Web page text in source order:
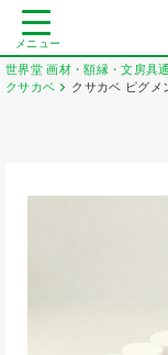
メニュー
世界堂 画材・額縁・文房具
クサカベ
クサカベ ピグメ